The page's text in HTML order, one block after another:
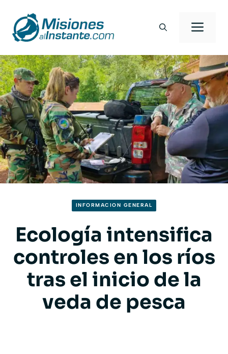
contenido
INFORMACION GENERAL
Ecología intensifica
controles en los ríos
tras el inicio de la
veda de pesca